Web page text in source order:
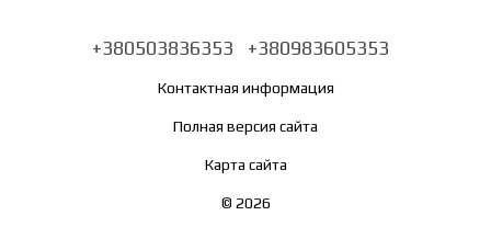
+380503836353 +380983605353
Контактная информация
Полная версия сайта
Карта сайта
© 2026